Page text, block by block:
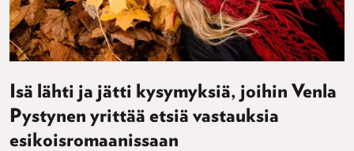
Isä lähti ja jätti kysymyksiä, joihin Venla
Pystynen yrittää etsiä vastauksia
esikoisromaanissaan